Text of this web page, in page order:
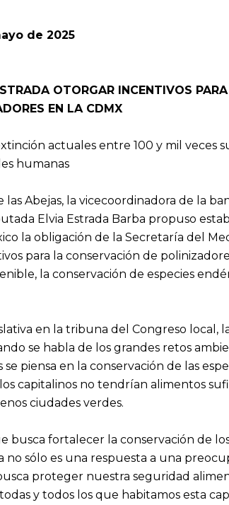
de 2025
OTORGAR INCENTIVOS
EN LA CDMX
actuales entre 100 y mil veces
humanas
Abejas, la vicecoordinadora de la
Elvia Estrada Barba propuso
la obligación de la Secretaría del
para la conservación de
la conservación de especies
en la tribuna del Congreso local,
se habla de los grandes retos
piensa en la conservación de las
capitalinos no tendrían alimentos
ciudades verdes.
busca fortalecer la conservación de
no sólo es una respuesta a una
proteger nuestra seguridad
y todos los que habitamos esta